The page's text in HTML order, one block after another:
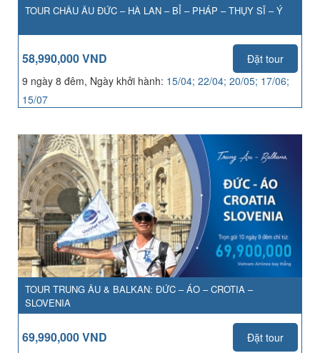
TOUR CHÂU ÂU ĐỨC – HÀ LAN – BỈ – PHÁP – THỤY SĨ – Ý
58,990,000 VND
Đặt tour
9 ngày 8 đêm, Ngày khởi hành: 15/04; 22/04; 20/05; 17/06;
15/07
TOUR TRUNG ÂU & BALKAN: ĐỨC – ÁO – CROTIA –
SLOVENIA
69,990,000 VND
Đặt tour